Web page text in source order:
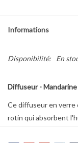
Informations
Disponibilité: En
Diffuseur -
Ce diffuseur en
rotin qui absorbent